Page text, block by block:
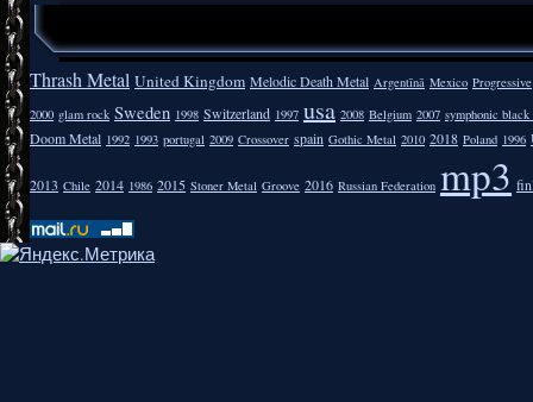
Thrash Metal United Kingdom Melodic Death Metal Argentīnā Mexico Progressive
2000 glam rock Sweden 1998 Switzerland 1997 usa 2008 Belgium 2007 symphonic
Doom Metal 1992 1993 portugal 2009 Crossover spain Gothic Metal 2010 2018 Poland 1996
2013 Chile 2014 1986 2015 Stoner Metal Groove 2016 Russian Federation mp3